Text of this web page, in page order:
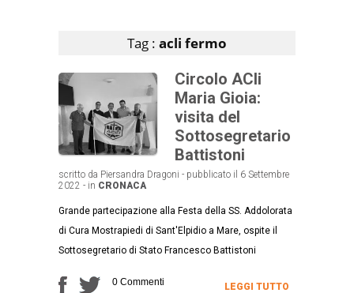
Tag : acli fermo
Circolo ACli
Maria Gioia:
visita del
Sottosegretario
Battistoni
scritto da Piersandra Dragoni - pubblicato il 6 Settembre
2022 - in CRONACA
Grande partecipazione alla Festa della SS. Addolorata
di Cura Mostrapiedi di Sant'Elpidio a Mare, ospite il
Sottosegretario di Stato Francesco Battistoni
0 Commenti LEGGI TUTTO